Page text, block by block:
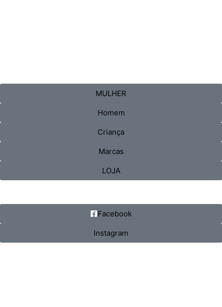
MULHER
Homem
Criança
Marcas
LOJA
Facebook
Instagram